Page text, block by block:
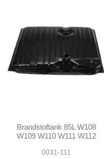
Brandstoftank 85L W108
W109 W110 W111 W112
A1094700301
0031-111